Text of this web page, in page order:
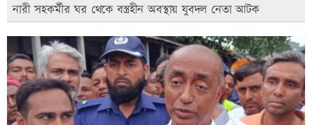
নারী সহকর্মীর ঘর থেকে বস্ত্রহীন অবস্থায় যুবদল নেতা আটক